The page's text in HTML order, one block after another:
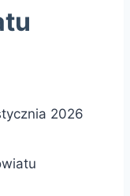
2026